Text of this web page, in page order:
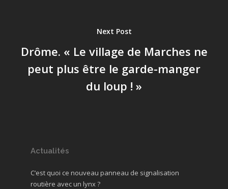
Next Post
Drôme. « Le village de Marches ne
peut plus être le garde-manger
du loup ! »
Actualités
C’est quoi ce nouveau panneau de signalisation
routière avec un lynx ?